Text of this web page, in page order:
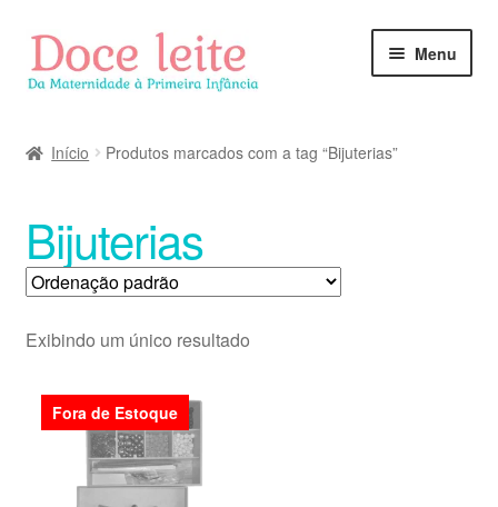
Pular
para
navegação
Pular
para
o
Menu
Início Produtos marcados com a tag “Bijuterias”
Bijuterias
Exibindo um único resultado
Fora de Estoque